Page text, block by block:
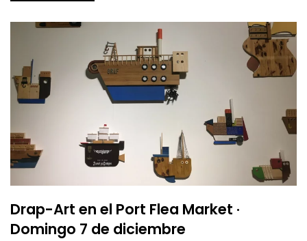
Drap-Art en el Port Flea Market ·
Domingo 7 de diciembre